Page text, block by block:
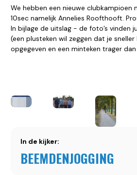
We hebben een nieuwe clubkampioen
10sec namelijk Annelies Roofthooft.
In bijlage de uitslag - de foto’s vinden
(een plusteken wil zeggen dat je
opgegeven en een minteken trager
In de kijker:
BEEMDENJOGGING